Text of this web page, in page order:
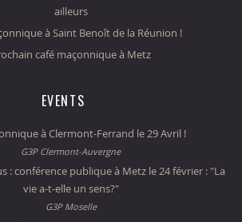
ailleurs
à Saint Benoît de la Réunion !
café maçonnique à Metz
EVENTS
à Clermont-Ferrand le 29 Avril !
G3P Clermont-Auvergne
: conférence publique à Metz le 24 février : "La
vie a-t-elle un sens?"
G3P Moselle